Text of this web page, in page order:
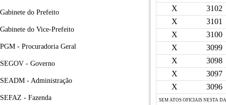
Gabinete do Prefeito
Gabinete do Vice-Prefeito
PGM - Procuradoria Geral
SEGOV - Governo
SEADM - Administração
SEFAZ - Fazenda
X
3102
X
3101
X
3100
X
3099
X
3098
X
3097
X
3096
SEM ATOS OFICIAIS NESTA